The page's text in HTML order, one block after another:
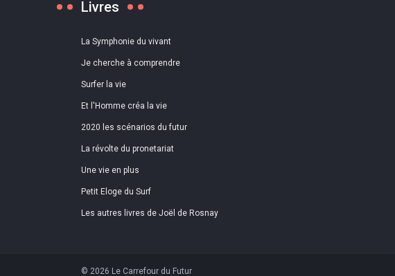
Livres
La Symphonie du vivant
Je cherche à comprendre
Surfer la vie
Et l'Homme créa la vie
2020 les scénarios du futur
La révolte du pronetariat
Une vie en plus
Petit Eloge du Surf
Les autres livres de Joël de Rosnay
© 2026 Le Carrefour du Futur